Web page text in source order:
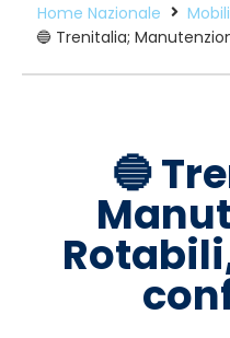
Home Nazionale
🔵 Trenitalia;
🔵